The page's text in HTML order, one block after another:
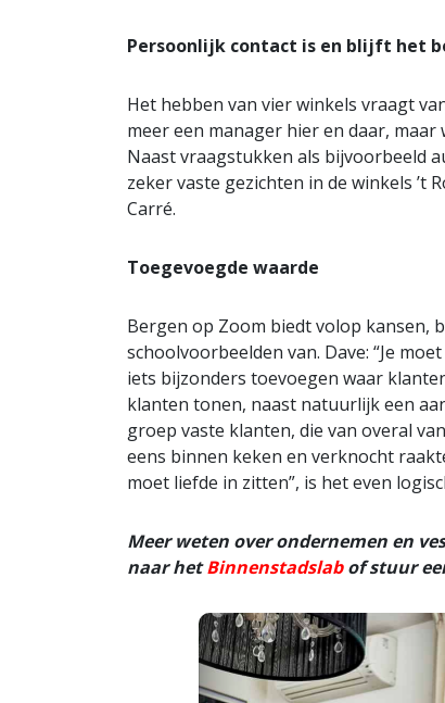
Persoonlijk contact is en blijft het
Het hebben van vier winkels vraagt
meer een manager hier en daar,
Naast vraagstukken als bijvoorbeeld
zeker vaste gezichten in de winkels ’t
Carré.
Toegevoegde waarde
Bergen op Zoom biedt volop kansen,
schoolvoorbeelden van. Dave: “Je
iets bijzonders toevoegen waar
klanten tonen, naast natuurlijk een
groep vaste klanten, die van overal
eens binnen keken en verknocht
moet liefde in zitten”, is het even
Meer weten over ondernemen en
naar hetBinnenstadslabof stuur